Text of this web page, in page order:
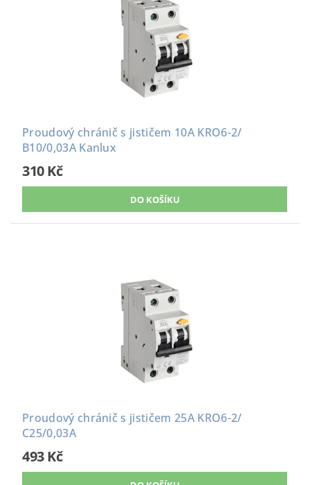
Proudový chránič s jističem 10A KRO6-2/
B10/0,03A Kanlux
310 Kč
Proudový chránič s jističem 25A KRO6-2/
C25/0,03A
493 Kč